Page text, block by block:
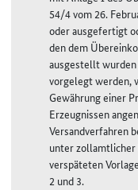
54/4 vom 26.
oder ausgefertigt
den dem
ausgestellt
vorgelegt werden,
Gewährung einer
Erzeugnissen
Versandverfahren
unter
verspäteten
2 und 3.